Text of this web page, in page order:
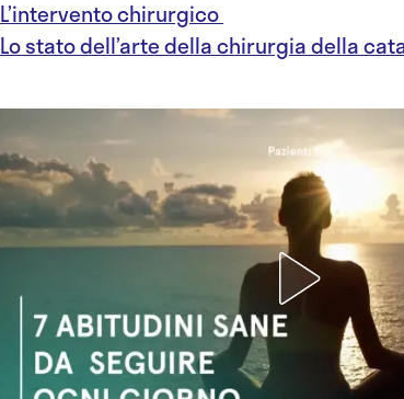
L’intervento chirurgico
Lo stato dell’arte della chirurgia della